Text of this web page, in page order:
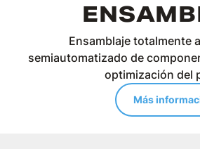
Ensamblaje totalmente
semiautomatizado de
optimización del
Más